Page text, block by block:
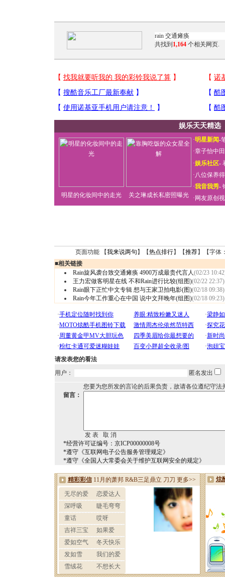
共找到 1,164 个相关网页.
娱乐天天精选
明星的化妆间中的走光 关之琳成长私密照曝光
·明星新闻-
·章子怡中
·娱乐社区-
·八位保养
·我音我秀-
· 网友原创
页面功能 【我来说两句 】【热点排行】【推荐】【字体
■相关链接
Rain旋风袭台致交通瘫痪 4900万成最贵代言人(02/23
王力宏做客明星在线 不和Rain进行比较(组图)(02/22 22:37)
Rain眼下正忙中文专辑 想与王家卫拍电影(图)(02/18 09:38)
Rain今年工作重心在中国 说中文拜晚年(组图)(02/18 09:23)
请发表您的看法
用户：
匿名发出
您要为您所发的言论的后果负责，故请各位遵纪守法
留言：
*经营许可证编号：京ICP00000008号
*遵守《互联网电子公告服务管理规定》
*遵守《全国人大常委会关于维护互联网安全的规定》